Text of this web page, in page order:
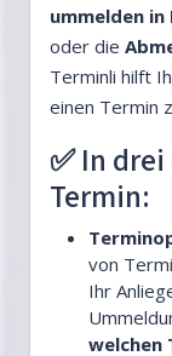
ummelden in
oder die
Terminli hilft
einen Termin
✅ In
Termin:
von
Ihr
welchen